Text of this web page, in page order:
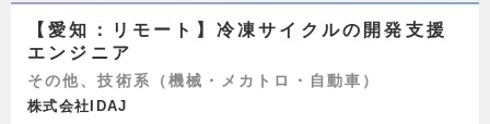
【愛知：リモート】冷凍サイクルの開発支援
エンジニア
その他、技術系（機械・メカトロ・自動車）
株式会社IDAJ